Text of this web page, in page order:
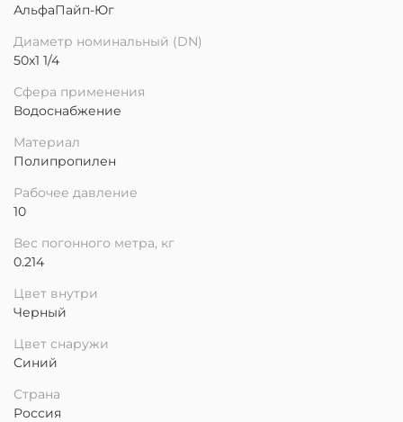
АльфаПайп-Юг
Диаметр номинальный (DN)
50х1 1/4
Сфера применения
Водоснабжение
Материал
Полипропилен
Рабочее давление
10
Вес погонного метра, кг
0.214
Цвет внутри
Черный
Цвет снаружи
Синий
Страна
Россия